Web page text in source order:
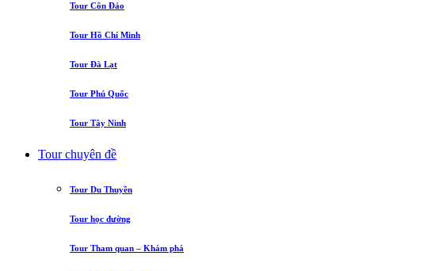
Tour Côn Đảo
Tour Hồ Chí Minh
Tour Đà Lạt
Tour Phú Quốc
Tour Tây Ninh
Tour chuyên đề
Tour Du Thuyền
Tour học đường
Tour Tham quan – Khám phá